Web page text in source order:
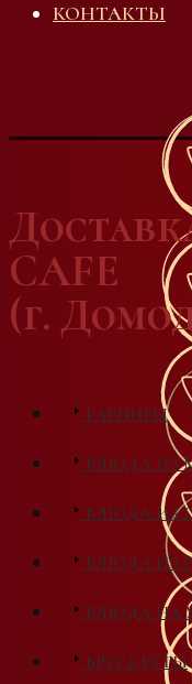
КОНТАКТЫ
CAFE
(г.
ГАРНИРЫ
БЛЮДА ИЗ
БЛЮДА ИЗ
БЛЮДА ИЗ
БЛЮДА НА
БРУСКЕТТЫ